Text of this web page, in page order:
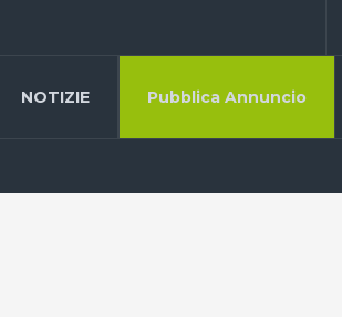
NOTIZIE Pubblica Annuncio